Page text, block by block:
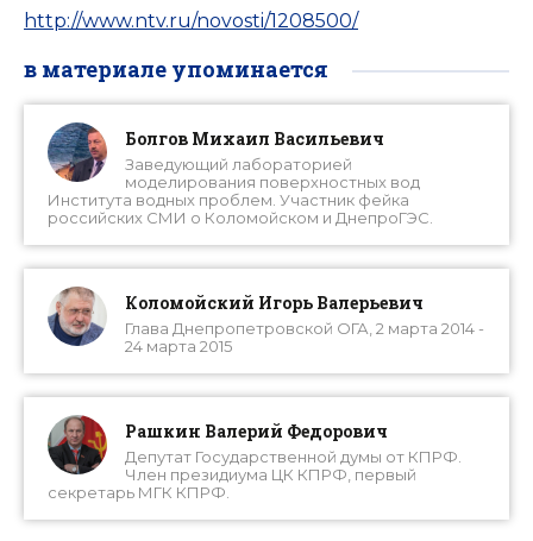
http://www.ntv.ru/novosti/1208500/
в материале упоминается
Болгов Михаил Васильевич
Заведующий лабораторией
моделирования поверхностных вод
Института водных проблем. Участник фейка
российских СМИ о Коломойском и ДнепроГЭС.
Коломойский Игорь Валерьевич
Глава Днепропетровской ОГА, 2 марта 2014 -
24 марта 2015
Рашкин Валерий Федорович
Депутат Государственной думы от КПРФ.
Член президиума ЦК КПРФ, первый
секретарь МГК КПРФ.